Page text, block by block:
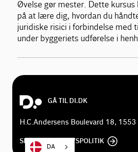
Øvelse gør mester. Dette
på at lære dig, hvordan du
juridiske risici i forbindelse med
under byggeriets udførelse i
GÅ TIL DI.DK
H.C.Andersens Boulevard 18,
SE DI'S PRIVATLIVSPOLITIK
DA